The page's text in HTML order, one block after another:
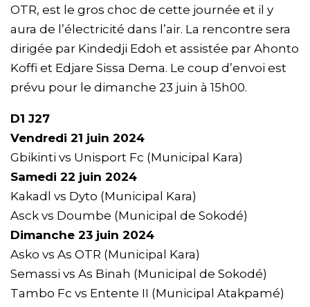
OTR, est le gros choc de cette journée et il y
aura de l’électricité dans l’air. La rencontre sera
dirigée par Kindedji Edoh et assistée par Ahonto
Koffi et Edjare Sissa Dema. Le coup d’envoi est
prévu pour le dimanche 23 juin à 15h00.
D1 J27
Vendredi 21 juin 2024
Gbikinti vs Unisport Fc (Municipal Kara)
Samedi 22 juin 2024
Kakadl vs Dyto (Municipal Kara)
Asck vs Doumbe (Municipal de Sokodé)
Dimanche 23 juin 2024
Asko vs As OTR (Municipal Kara)
Semassi vs As Binah (Municipal de Sokodé)
Tambo Fc vs Entente II (Municipal Atakpamé)